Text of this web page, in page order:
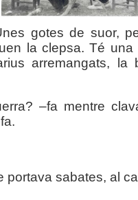
gotes de suor,
la clepsa. Té una
arremangats, la
–fa mentre
portava sabates, al